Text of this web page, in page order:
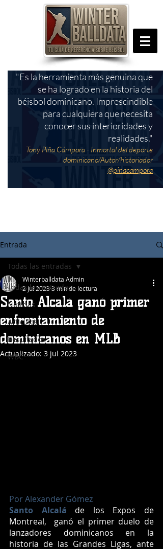
"Es la herramienta más genuina que
se ha logrado en la historia del
béisbol dominicano. Imprescindible
para cualquiera que necesita
conocer sus interioridades y
realidades."
Tony Piña Cámpora - Inmortal del deporte
dominicano/Autor/historiador
@pinacampora
Entrada
Todas las entradas
Noticias
Articulos
Resultados
WBC
Todas las entradas
Santo Alcalá ganó primer
enfrentamiento de
dominicanos en MLB
Winterballdata Admin
2 jul 20233 min de lectura
Actualizado: 3 jul 2023
Por Alexander Gómez
Santo Alcalá de los Expos de
Montreal,  ganó el primer duelo de
lanzadores dominicanos en la